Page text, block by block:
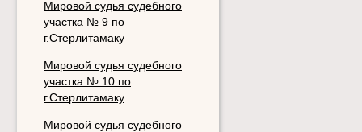
Мировой судья судебного
участка № 9 по
г.Стерлитамаку
Мировой судья судебного
участка № 10 по
г.Стерлитамаку
Мировой судья судебного